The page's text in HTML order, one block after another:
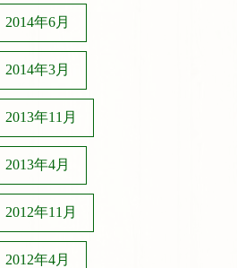
2014年6月
2014年3月
2013年11月
2013年4月
2012年11月
2012年4月